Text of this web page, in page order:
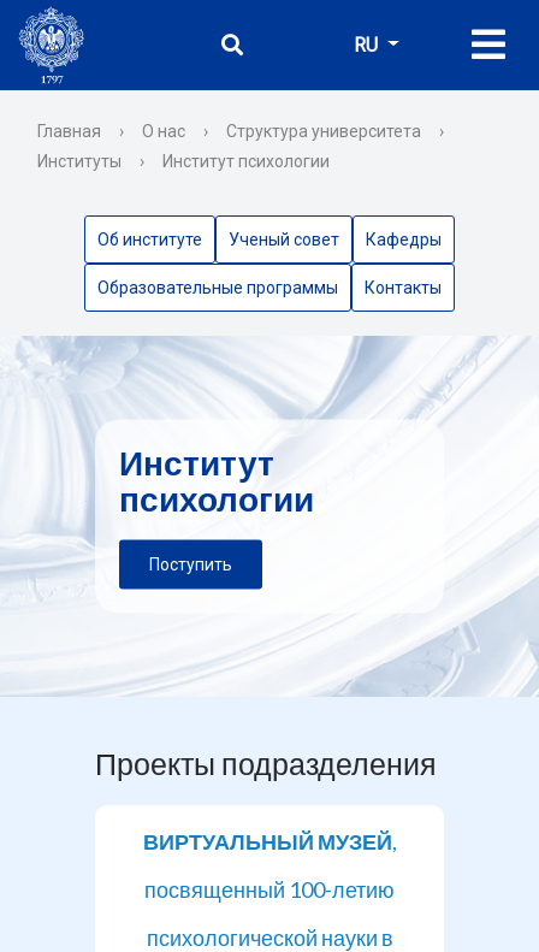
RU
Главная › О нас › Структура университета
›
Институты
› Институт психологии
Об институте Ученый совет Кафедры
Образовательные программы Контакты
Институт
психологии
Поступить
Проекты подразделения
ВИРТУАЛЬНЫЙ МУЗЕЙ,
посвященный 100-летию
психологической науки в